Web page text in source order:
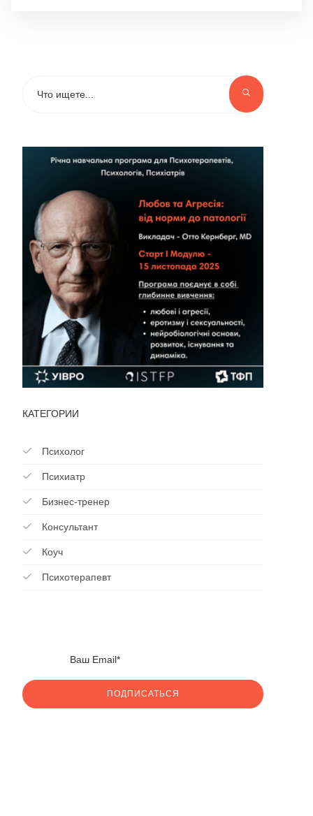
КАТЕГОРИИ
Психолог
Психиатр
Бизнес-тренер
Консультант
Коуч
Психотерапевт
ПОДПИСАТЬСЯ